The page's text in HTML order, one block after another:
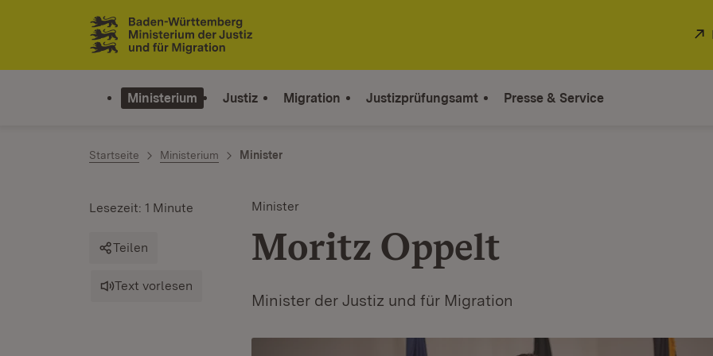
Zum Inhalt springen
Link zur Startseite
Ministerium Justiz Migration Justizprüfungsamt Presse & Service
Startseite Ministerium Minister
Minister
Moritz Oppelt
Minister der Justiz und für Migration
Lesezeit: 1 Minute
Teilen
Text vorlesen